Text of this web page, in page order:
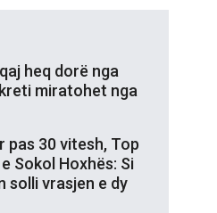
heq dorë nga
miratohet nga
pas 30 vitesh, Top
Sokol Hoxhës: Si
solli vrasjen e dy